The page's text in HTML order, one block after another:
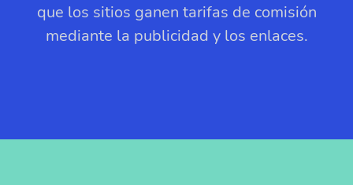
que los sitios ganen tarifas de comisión
mediante la publicidad y los enlaces.